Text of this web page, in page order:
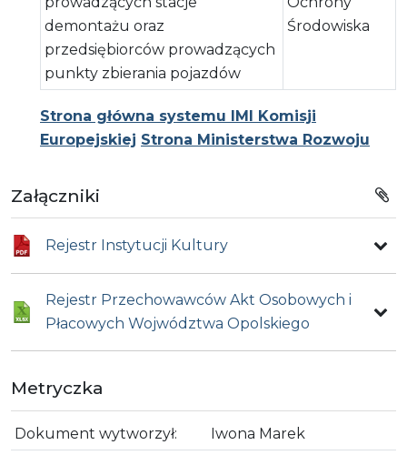
demontażu oraz
przedsiębiorców prowadzących
punkty zbierania pojazdów
Środowiska
Strona główna systemu IMI Komisji
Europejskiej Strona Ministerstwa Rozwoju
Załączniki
Rejestr Instytucji Kultury
Rejestr Przechowawców Akt Osobowych i
Płacowych Wojwództwa Opolskiego
Metryczka
Dokument wytworzył:
Iwona Marek